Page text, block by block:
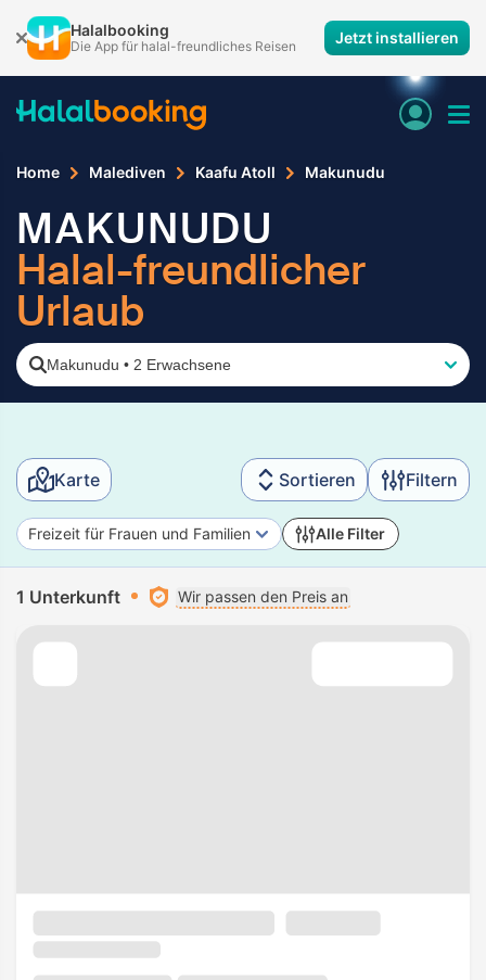
Halalbooking
Die App für halal-freundliches Reisen Jetzt installieren
Home Malediven Kaafu Atoll Makunudu
MAKUNUDU
Halal-freundlicher
Urlaub
Makunudu • 2 Erwachsene
Karte Sortieren Filtern
Freizeit für Frauen und Familien Alle Filter
1 Unterkunft Wir passen den Preis an